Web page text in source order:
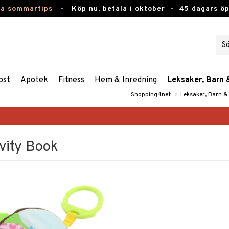
sommartips - Köp nu, betala i oktober - 45 dagars
Apotek Fitness Hem & Inredning Leksaker, Barn
Shopping4net » Leksaker, Barn
Book